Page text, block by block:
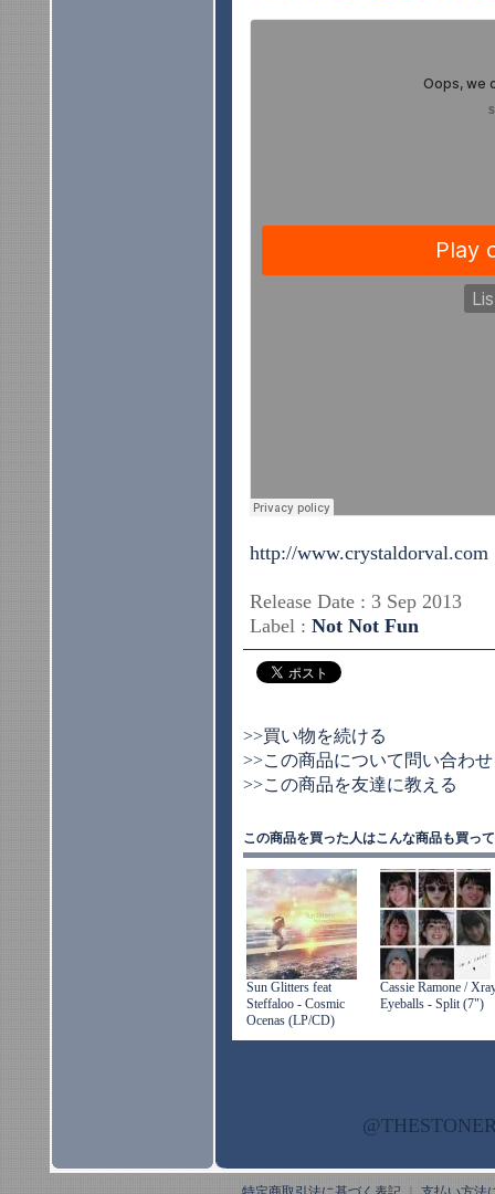
http://www.crystaldorval.com
Release Date : 3 Sep 2013
Label : Not Not Fun
>>買い物を続ける
>>この商品について問い合わ
>>この商品を友達に教える
この商品を買った人はこんな商品も買っ
Sun Glitters feat
Steffaloo - Cosmic
Ocenas (LP/CD)
Cassie Ramone /
Eyeballs - Split (7")